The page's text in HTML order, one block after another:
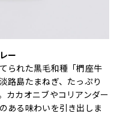
ー
られた黒毛和種「椚座牛
路島たまねぎ、たっぷり
カカオニブやコリアンダー
ある味わいを引き出しま